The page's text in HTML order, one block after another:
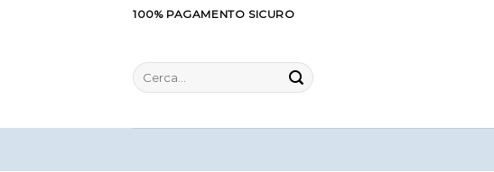
100% PAGAMENTO SICURO
Cerca: